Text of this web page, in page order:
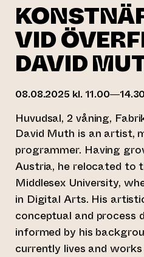
VID
DAVID
08.08.2025 kl. 11.00—14.30
Huvudsal, 2 våning,
David Muth is an artist,
programmer. Having
Austria, he relocated to
Middlesex University,
in Digital Arts. His
conceptual and process
informed by his
currently lives and works